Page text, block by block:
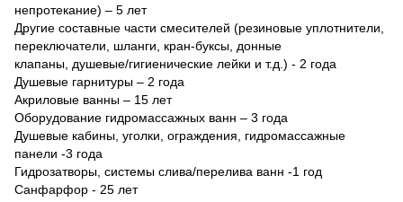
непротекание) – 5 лет
Другие составные части смесителей (резиновые уплотнители,
переключатели, шланги, кран-буксы, донные
клапаны, душевые/гигиенические лейки и т.д.) - 2 года
Душевые гарнитуры – 2 года
Акриловые ванны – 15 лет
Оборудование гидромассажных ванн – 3 года
Душевые кабины, уголки, ограждения, гидромассажные
панели -3 года
Гидрозатворы, системы слива/перелива ванн -1 год
Санфарфор - 25 лет